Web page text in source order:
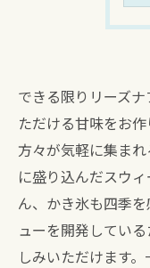
できる限りリーズ
ただける甘味をお
方々が気軽に集ま
に盛り込んだスウ
ん、かき氷も四季
ューを開発してい
しみいただけます